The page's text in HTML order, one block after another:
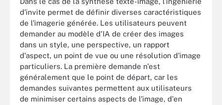
d'invite permet de définir diverses caractéristiques
de l'imagerie générée. Les utilisateurs peuvent
demander au modèle d'IA de créer des images
dans un style, une perspective, un rapport
d'aspect, un point de vue ou une résolution d'image
particuliers. La première demande n'est
généralement que le point de départ, car les
demandes suivantes permettent aux utilisateurs
de minimiser certains aspects de l'image, d'en